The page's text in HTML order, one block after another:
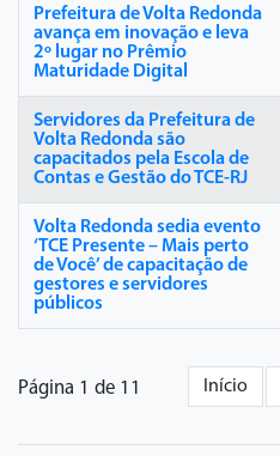
Prefeitura de Volta Redonda
avança em inovação e leva
2º lugar no Prêmio
Maturidade Digital
Servidores da Prefeitura de
Volta Redonda são
capacitados pela Escola de
Contas e Gestão do TCE-RJ
Volta Redonda sedia evento
‘TCE Presente – Mais perto
de Você’ de capacitação de
gestores e servidores
públicos
Página 1 de 11 Início